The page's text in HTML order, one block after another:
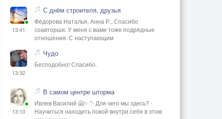
13:41
С днём строителя, друзья
Фёдорова Наталья, Анна Р., Спасибо
соавторши. У меня с вами тоже подрядные
отношения. С наступающим
13:32
Чудо
Бесподобно! Спасибо.
13:10
В самом центре шторма
Ивлев Василий 🤗✨ "- Для чего мы здесь? -
Научиться находить покой внутри себя в этом